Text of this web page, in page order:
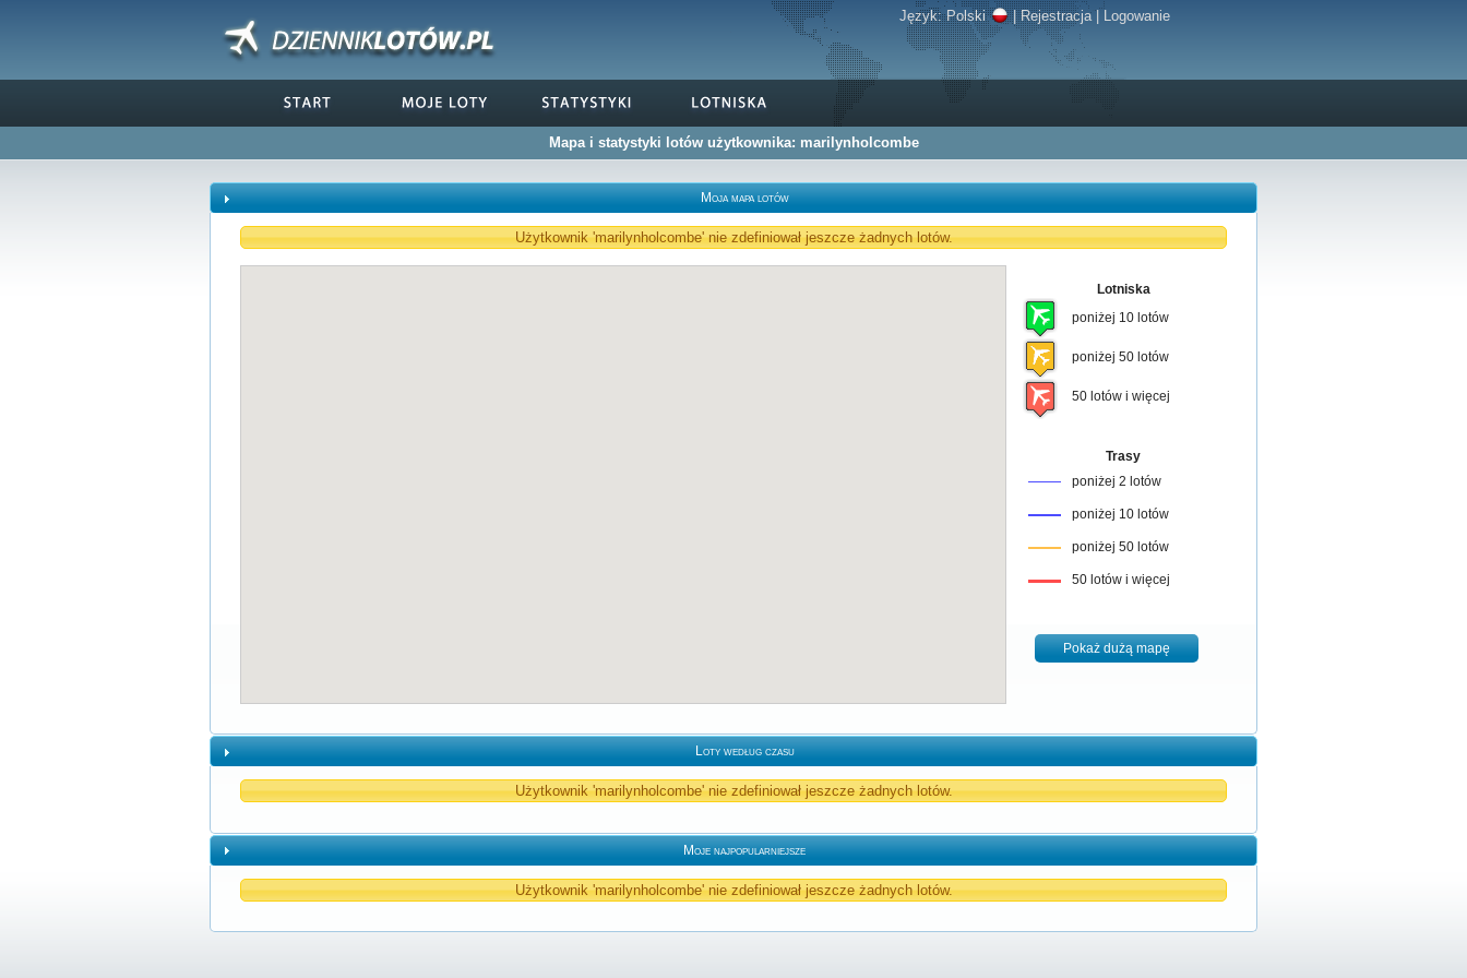
Język:Polski |Rejestracja| Logowanie
Mapa i statystyki lotów użytkownika: marilynholcombe
Moja mapa lotów
Użytkownik 'marilynholcombe' nie zdefiniował jeszcze żadnych lotów.
Lotniska
poniżej 10 lotów
poniżej 50 lotów
50 lotów i więcej
Trasy
poniżej 2 lotów
poniżej 10 lotów
poniżej 50 lotów
50 lotów i więcej
Pokaż dużą mapę
Loty według czasu
Użytkownik 'marilynholcombe' nie zdefiniował jeszcze żadnych lotów.
Moje najpopularniejsze
Użytkownik 'marilynholcombe' nie zdefiniował jeszcze żadnych lotów.